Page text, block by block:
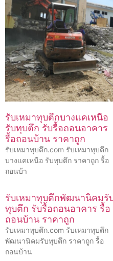
รับเหมาทุบตึกบางแคเหนือ
รับทุบตึก รับรื้อถอนอาคาร
รื้อถอนบ้าน ราคาถูก
รับเหมาทุบตึก.com รับเหมาทุบตึก
บางแคเหนือ รับทุบตึก ราคาถูก รื้อ
ถอนบ้า
รับเหมาทุบตึกพัฒนานิคมรั
ทุบตึก รับรื้อถอนอาคาร รื้อ
ถอนบ้าน ราคาถูก
รับเหมาทุบตึก.com รับเหมาทุบตึก
พัฒนานิคมรับทุบตึก ราคาถูก รื้อ
ถอนบ้าน